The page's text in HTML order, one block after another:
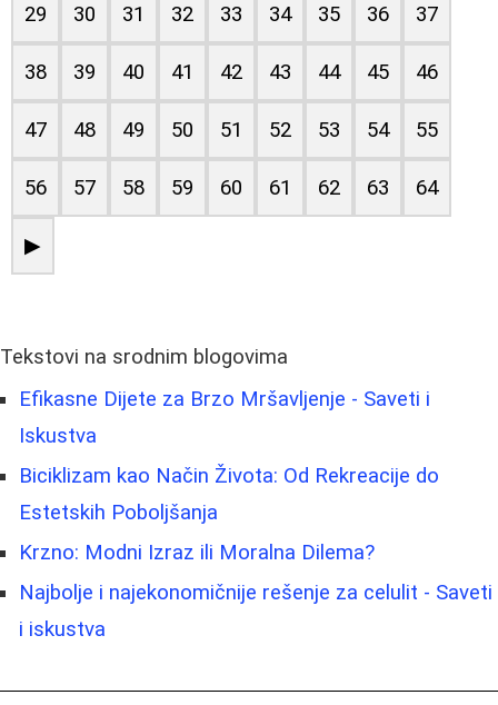
29 30 31 32 33 34 35 36 37
38 39 40 41 42 43 44 45 46
47 48 49 50 51 52 53 54 55
56 57 58 59 60 61 62 63 64
▶
Tekstovi na srodnim blogovima
Efikasne Dijete za Brzo Mršavljenje - Saveti i
Iskustva
Biciklizam kao Način Života: Od Rekreacije do
Estetskih Poboljšanja
Krzno: Modni Izraz ili Moralna Dilema?
Najbolje i najekonomičnije rešenje za celulit - Saveti
i iskustva